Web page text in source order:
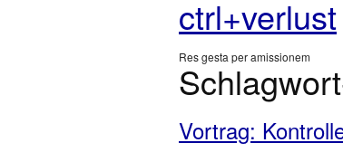
ctrl+verlust
Res gesta per amissionem
Vortrag: